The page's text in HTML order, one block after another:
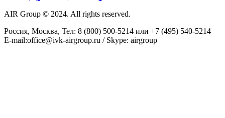
AIR Group © 2024. All rights reserved.
Россия, Москва, Тел: 8 (800) 500-5214 или +7 (495) 540-5214
E-mail:office@ivk-airgroup.ru / Skype: airgroup